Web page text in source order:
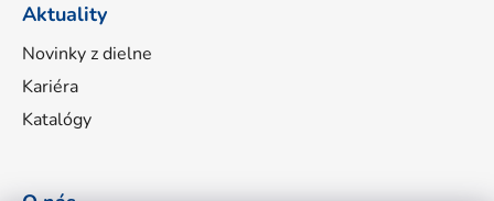
Aktuality
Novinky z dielne
Kariéra
Katalógy